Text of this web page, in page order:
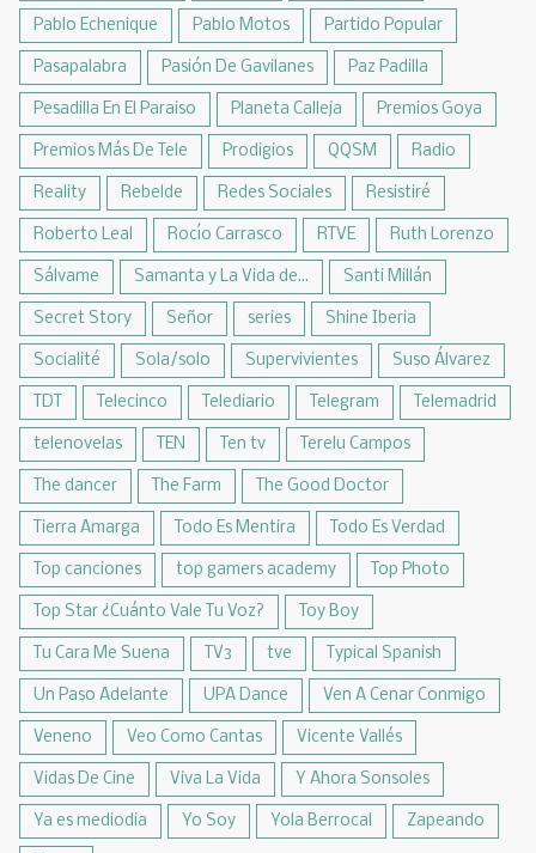
Pablo Echenique Pablo Motos Partido Popular
Pasapalabra Pasión De Gavilanes Paz Padilla
Pesadilla En El Paraiso Planeta Calleja Premios Goya
Premios Más De Tele Prodigios QQSM Radio
Reality Rebelde Redes Sociales Resistiré
Roberto Leal Rocío Carrasco RTVE Ruth Lorenzo
Sálvame Samanta y La Vida de... Santi Millán
Secret Story Señor series Shine Iberia
Socialité Sola/solo Supervivientes Suso Álvarez
TDT Telecinco Telediario Telegram Telemadrid
telenovelas TEN Ten tv Terelu Campos
The dancer The Farm The Good Doctor
Tierra Amarga Todo Es Mentira Todo Es Verdad
Top canciones top gamers academy Top Photo
Top Star ¿Cuánto Vale Tu Voz? Toy Boy
Tu Cara Me Suena TV3 tve Typical Spanish
Un Paso Adelante UPA Dance Ven A Cenar Conmigo
Veneno Veo Como Cantas Vicente Vallés
Vidas De Cine Viva La Vida Y Ahora Sonsoles
Ya es mediodia Yo Soy Yola Berrocal Zapeando